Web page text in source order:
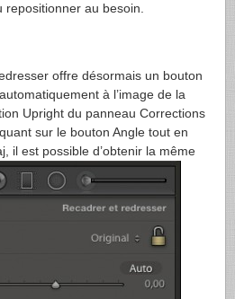
au besoin.
offre désormais un bouton
à l’image de la
Upright du panneau Corrections
sur le bouton Angle tout en
il est possible d’obtenir la même